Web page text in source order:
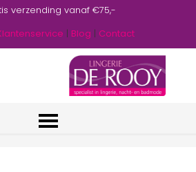
verzending vanaf €75,-
| Blog | Contact